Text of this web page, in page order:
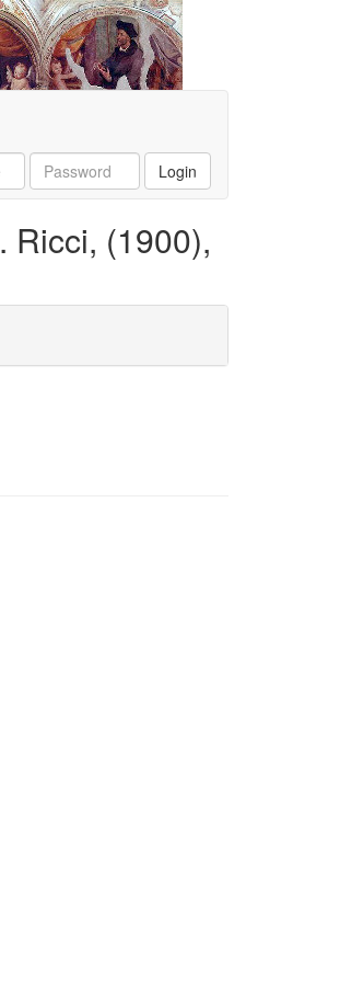
Password Login
Ricci, (1900),